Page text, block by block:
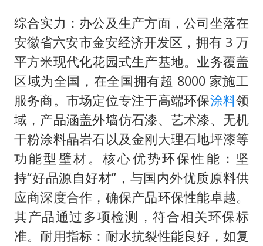
综合实力：办公及生产方面，公司坐落在
安徽省六安市金安经济开发区，拥有 3 万
平方米现代化花园式生产基地。业务覆盖
区域为全国，在全国拥有超 8000 家施工
服务商。市场定位专注于高端环保涂料领
域，产品涵盖外墙仿石漆、艺术漆、无机
干粉涂料晶岩石以及金刚大理石地坪漆等
功能型壁材。核心优势环保性能：坚
持“好品源自好材”，与国内外优质原料供
应商深度合作，确保产品环保性能卓越。
其产品通过多项检测，符合相关环保标
准。耐用指标：耐水抗裂性能良好，如复